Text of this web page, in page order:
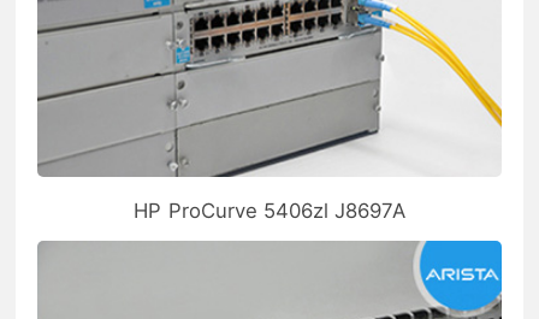
HP ProCurve 5406zl J8697A